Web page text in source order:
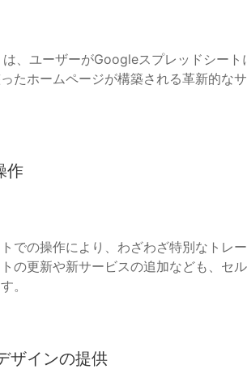
は、ユーザーがGoogleスプレッドシー
たホームページが構築される革新的な
作
での操作により、わざわざ特別なトレ
の更新や新サービスの追加なども、セ
。
ザインの提供